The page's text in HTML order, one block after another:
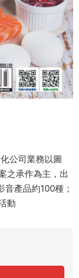
公司業務以圖
之承作為主，出
產品約100種；
動